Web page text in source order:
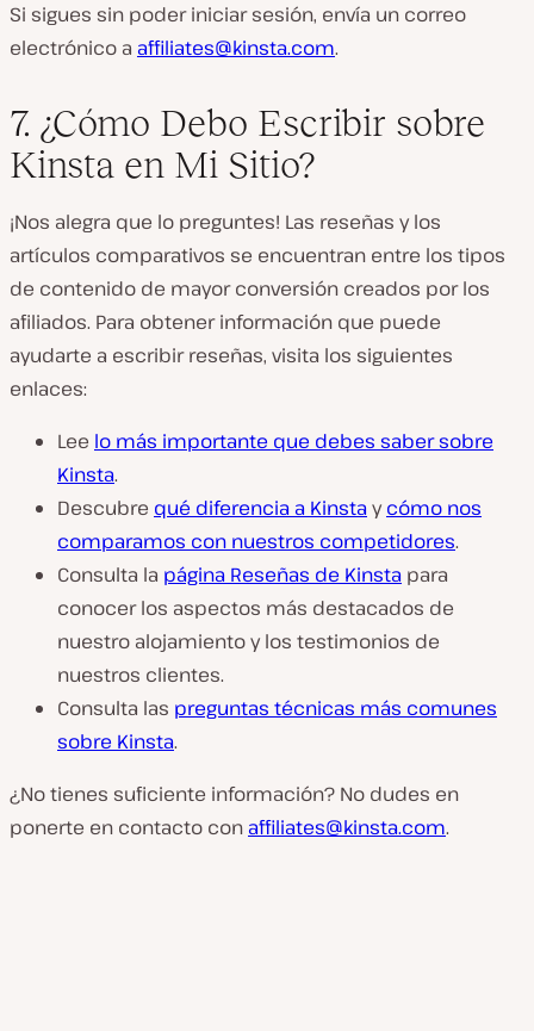
Si sigues sin poder iniciar sesión, envía un correo
electrónico a affiliates@kinsta.com.
7. ¿Cómo Debo Escribir sobre
Kinsta en Mi Sitio?
¡Nos alegra que lo preguntes! Las reseñas y los
artículos comparativos se encuentran entre los tipos
de contenido de mayor conversión creados por los
afiliados. Para obtener información que puede
ayudarte a escribir reseñas, visita los siguientes
enlaces:
Lee lo más importante que debes saber sobre
Kinsta.
Descubre qué diferencia a Kinstaycómo nos
comparamos con nuestros competidores.
Consulta la página Reseñas de Kinsta para
conocer los aspectos más destacados de
nuestro alojamiento y los testimonios de
nuestros clientes.
Consulta las preguntas técnicas más comunes
sobre Kinsta.
¿No tienes suficiente información? No dudes en
ponerte en contacto con affiliates@kinsta.com.